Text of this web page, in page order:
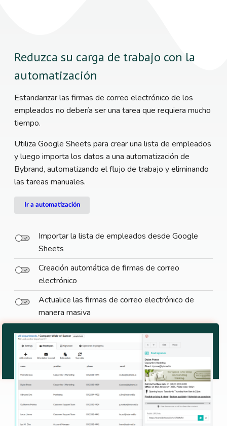
Reduzca su carga de trabajo con la
automatización
Estandarizar las firmas de correo electrónico de los
empleados no debería ser una tarea que requiera mucho
tiempo.
Utiliza Google Sheets para crear una lista de empleados
y luego importa los datos a una automatización de
Bybrand, automatizando el flujo de trabajo y eliminando
las tareas manuales.
Ir a automatización
Importar la lista de empleados desde Google
Sheets
Creación automática de firmas de correo
electrónico
Actualice las firmas de correo electrónico de
manera masiva